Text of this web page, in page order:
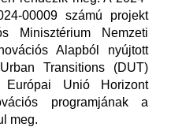
00009 számú projekt
Minisztérium Nemzeti
Alapból nyújtott
Transitions (DUT)
Európai Unió Horizont
programjának a
meg.